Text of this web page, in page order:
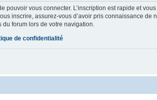
pouvoir vous connecter. L’inscription est rapide et
inscrire, assurez-vous d’avoir pris connaissance
du forum lors de votre navigation.
de confidentialité